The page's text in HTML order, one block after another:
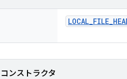
LOCAL_FILE_
ンストラクタ